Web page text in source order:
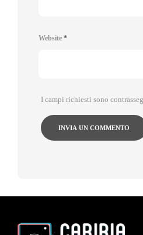
Website *
I campi richiesti sono